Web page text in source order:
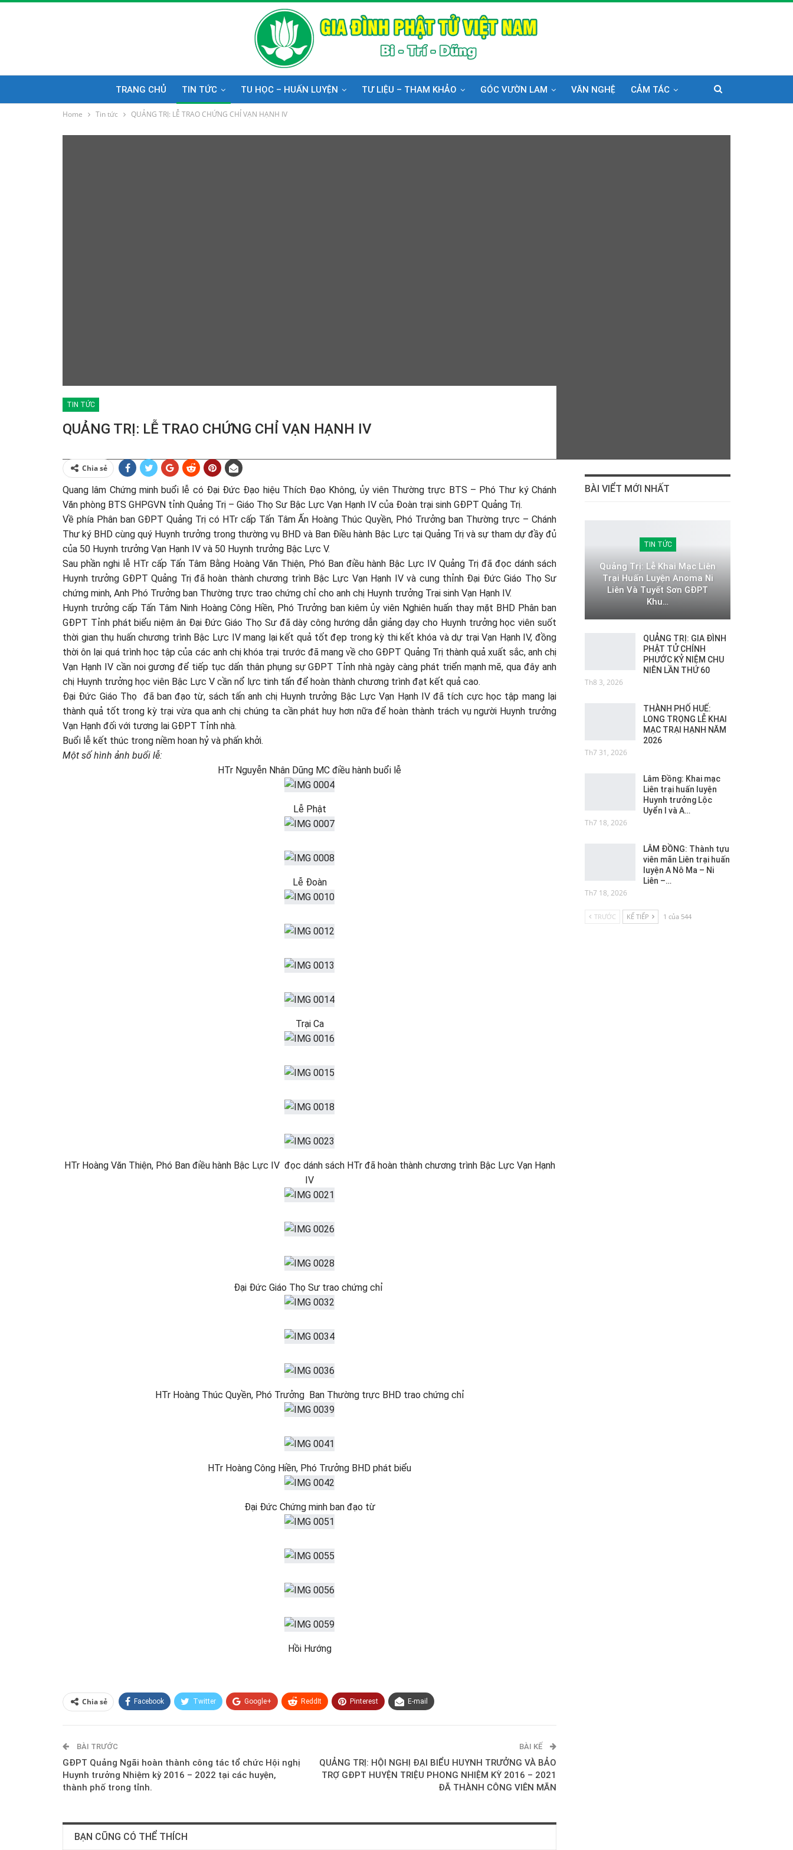
TRANG CHỦ TIN TỨC TU HỌC – HUẤN LUYỆN TƯ LIỆU – THAM KHẢO GÓC VƯỜN LAM VĂN NGHỆ CẢM TÁC
Home Tin tức QUẢNG TRỊ: LỄ TRAO CHỨNG CHỈ VẠN HẠNH IV
TIN TỨC
QUẢNG TRỊ: LỄ TRAO CHỨNG CHỈ VẠN HẠNH IV
Chia sẻ
Quang lâm Chứng minh buổi lễ có Đại Đức Đạo hiệu Thích Đạo Không, ủy viên Thường trực BTS – Phó Thư ký Chánh
Văn phòng BTS GHPGVN tỉnh Quảng Trị – Giáo Thọ Sư Bậc Lực Vạn Hạnh IV của Đoàn trại sinh GĐPT Quảng Trị.
Về phía Phân ban GĐPT Quảng Trị có HTr cấp Tấn Tâm Ấn Hoàng Thúc Quyền, Phó Trưởng ban Thường trực – Chánh
Thư ký BHD cùng quý Huynh trưởng trong thường vụ BHD và Ban Điều hành Bậc Lực tại Quảng Trị và sự tham dự đầy đủ
của 50 Huynh trưởng Vạn Hạnh IV và 50 Huynh trưởng Bậc Lực V.
Sau phần nghi lễ HTr cấp Tấn Tâm Bằng Hoàng Văn Thiện, Phó Ban điều hành Bậc Lực IV Quảng Trị đã đọc dánh sách
Huynh trưởng GĐPT Quảng Trị đã hoàn thành chương trình Bậc Lực Vạn Hạnh IV và cung thỉnh Đại Đức Giáo Thọ Sư
chứng minh, Anh Phó Trưởng ban Thường trực trao chứng chỉ cho anh chị Huynh trưởng Trại sinh Vạn Hạnh IV.
Huynh trưởng cấp Tấn Tâm Ninh Hoàng Công Hiền, Phó Trưởng ban kiêm ủy viên Nghiên huấn thay mặt BHD Phân ban
GĐPT Tỉnh phát biểu niệm ân Đại Đức Giáo Thọ Sư đã dày công hướng dẫn giảng dạy cho Huynh trưởng học viên suốt
thời gian thụ huấn chương trình Bậc Lực IV mang lại kết quả tốt đẹp trong kỳ thi kết khóa và dự trại Vạn Hạnh IV, đồng
thời ôn lại quá trình học tập của các anh chị khóa trại trước đã mang về cho GĐPT Quảng Trị thành quả xuất sắc, anh chị
Vạn Hạnh IV cần noi gương để tiếp tục dấn thân phụng sự GĐPT Tỉnh nhà ngày càng phát triển mạnh mẽ, qua đây anh
chị Huynh trưởng học viên Bậc Lực V cần nổ lực tinh tấn để hoàn thành chương trình đạt kết quả cao.
Đại Đức Giáo Thọ đã ban đạo từ, sách tấn anh chị Huynh trưởng Bậc Lực Vạn Hạnh IV đã tích cực học tập mang lại
thành quả tốt trong kỳ trại vừa qua anh chị chúng ta cần phát huy hơn nữa để hoàn thành trách vụ người Huynh trưởng
Vạn Hạnh đối với tương lai GĐPT Tỉnh nhà.
Buổi lễ kết thúc trong niềm hoan hỷ và phấn khởi.
Một số hình ảnh buổi lễ:
HTr Nguyễn Nhân Dũng MC điều hành buổi lễ
Lễ Phật
Lễ Đoàn
Trại Ca
HTr Hoàng Văn Thiện, Phó Ban điều hành Bậc Lực IV đọc dánh sách HTr đã hoàn thành chương trình Bậc Lực Vạn Hạnh
IV
Đại Đức Giáo Thọ Sư trao chứng chỉ
HTr Hoàng Thúc Quyền, Phó Trưởng Ban Thường trực BHD trao chứng chỉ
HTr Hoàng Công Hiền, Phó Trưởng BHD phát biểu
Đại Đức Chứng minh ban đạo từ
Hồi Hướng
Chia sẻ Facebook Twitter Google+ ReddIt Pinterest E-mail
BÀI TRƯỚC
GĐPT Quảng Ngãi hoàn thành công tác tổ chức Hội nghị
Huynh trưởng Nhiệm kỳ 2016 – 2022 tại các huyện,
thành phố trong tỉnh.
BÀI KẾ
QUẢNG TRỊ: HỘI NGHỊ ĐẠI BIỂU HUYNH TRƯỞNG VÀ BẢO
TRỢ GĐPT HUYỆN TRIỆU PHONG NHIỆM KỲ 2016 – 2021
ĐÃ THÀNH CÔNG VIÊN MÃN
BẠN CŨNG CÓ THỂ THÍCH
BÀI VIỂT MỚI NHẤT
TIN TỨC
Quảng Trị: Lễ Khai Mạc Liên
Trại Huấn Luyện Anoma Ni
Liên Và Tuyết Sơn GĐPT
Khu…
QUẢNG TRỊ: GIA ĐÌNH
PHẬT TỬ CHÍNH
PHƯỚC KỶ NIỆM CHU
NIÊN LẦN THỨ 60
Th8 3, 2026
THÀNH PHỐ HUẾ:
LONG TRỌNG LỄ KHAI
MẠC TRẠI HẠNH NĂM
2026
Th7 31, 2026
Lâm Đồng: Khai mạc
Liên trại huấn luyện
Huynh trưởng Lộc
Uyển I và A…
Th7 18, 2026
LÂM ĐỒNG: Thành tựu
viên mãn Liên trại huấn
luyện A Nô Ma – Ni
Liên –…
Th7 18, 2026
TRƯỚC KẾ TIẾP 1 của 544